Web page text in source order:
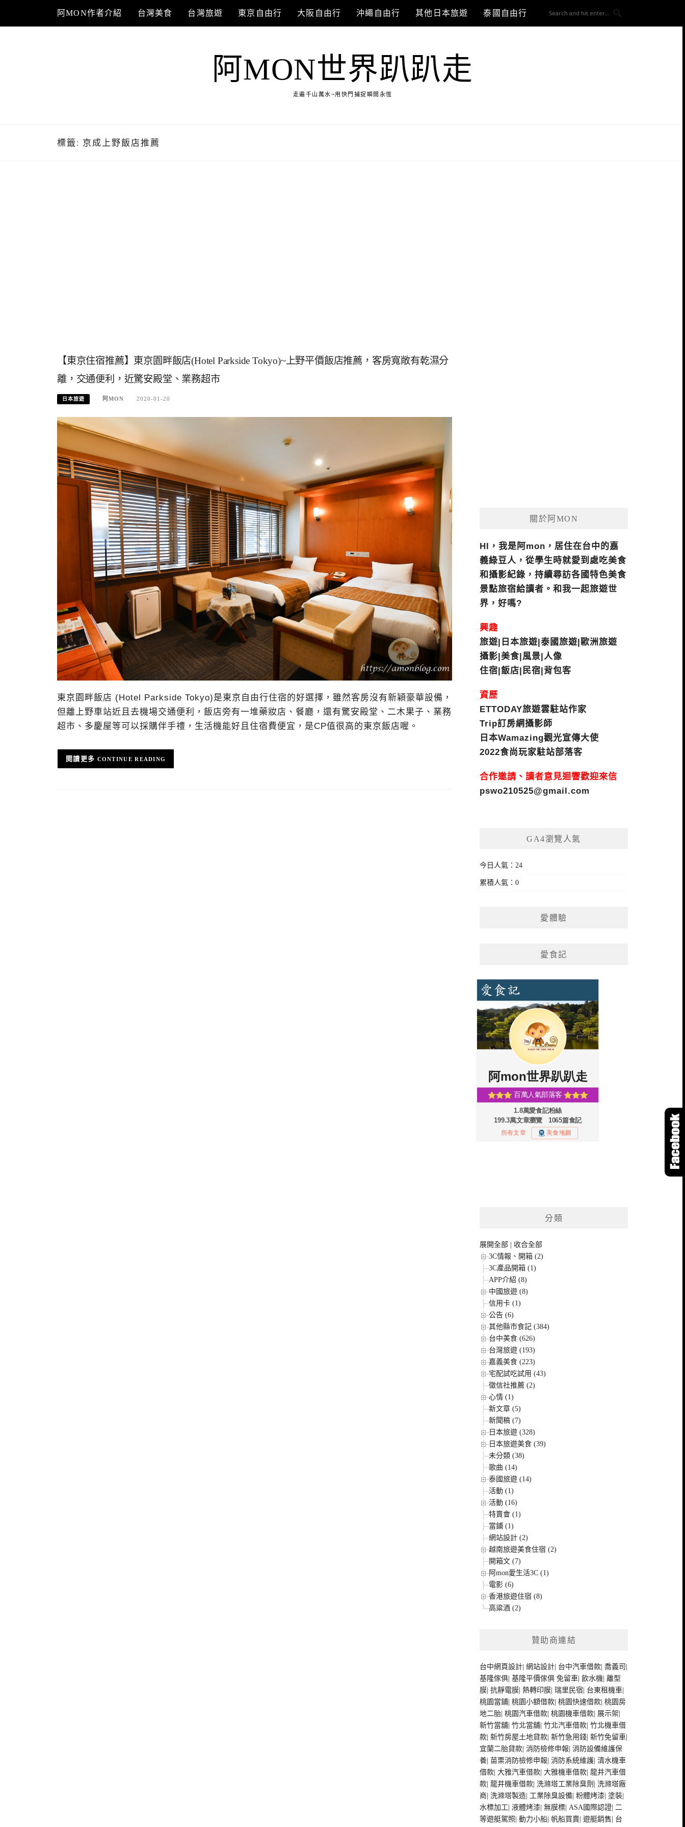
content
阿MON作者介紹 台灣美食 台灣旅遊 東京自由行 大阪自由行 沖繩自由行 其他日本旅遊 泰國自由行
阿MON世界趴趴走
走遍千山萬水~用快門捕捉瞬間永恆
標籤: 京成上野飯店推薦
【東京住宿推薦】東京園畔飯店(Hotel Parkside Tokyo)~上野平價飯店推薦，客房寬敞有乾濕分
離，交通便利，近驚安殿堂、業務超市
日本旅遊 阿MON 2020-01-20
東京園畔飯店 (Hotel Parkside Tokyo)是東京自由行住宿的好選擇，雖然客房沒有新穎豪華設備，
但離上野車站近且去機場交通便利，飯店旁有一堆藥妝店、餐廳，還有驚安殿堂、二木果子、業務
超市、多慶屋等可以採購伴手禮，生活機能好且住宿費便宜，是CP值很高的東京飯店喔。
CONTINUE READING
關於阿MON
HI，我是阿mon，居住在台中的嘉
義綠豆人，從學生時就愛到處吃美食
和攝影紀錄，持續尋訪各國特色美食
景點旅宿給讀者。和我一起旅遊世
界，好嗎?
興趣
旅遊|日本旅遊|泰國旅遊|歐洲旅遊
攝影|美食|風景|人像
住宿|飯店|民宿|背包客
資歷
ETTODAY旅遊雲駐站作家
Trip訂房網攝影師
日本Wamazing觀光宣傳大使
2022食尚玩家駐站部落客
合作邀請、讀者意見迴響歡迎來信
pswo210525@gmail.com
GA4瀏覽人氣
今日人氣：24
累積人氣：0
愛體驗
愛食記
分類
展開全部
收合全部
3C情報、開箱 (2)
3C產品開箱 (1)
APP介紹 (8)
中國旅遊 (8)
信用卡 (1)
公告 (6)
其他縣市食記 (384)
台中美食 (626)
台灣旅遊 (193)
嘉義美食 (223)
宅配試吃試用 (43)
徵信社推薦 (2)
心情 (1)
新文章 (5)
新聞稿 (7)
日本旅遊 (328)
日本旅遊美食 (39)
未分類 (38)
歌曲 (14)
泰國旅遊 (14)
活動 (1)
活動 (16)
特賣會 (1)
當鋪 (1)
網站設計 (2)
越南旅遊美食住宿 (2)
開箱文 (7)
阿mon愛生活3C (1)
電影 (6)
香港旅遊住宿 (8)
高粱酒 (2)
贊助商連結
台中網頁設計 |網站設計 台中汽車借款 |喬義司
基隆傢俱 |基隆平價傢俱 免留車 |飲水機 |離型
膜 |抗靜電膜 |熱轉印膜 |瑞里民宿 台東租機車
桃園當鋪 |桃園小額借款 |桃園快速借款 |桃園房
地二胎 |桃園汽車借款 |桃園機車借款 展示架
新竹當舖 |竹北當舖 |竹北汽車借款 |竹北機車借
款 |新竹房屋土地貸款 |新竹急用錢 |新竹免留車
宜蘭二胎貸款 |消防檢修申報 |消防設備維護保
養 |苗栗消防檢修申報 |消防系統維護 |清水機車
借款 |大雅汽車借款 |大雅機車借款 |龍井汽車借
款 |龍井機車借款 洗滌塔工業除臭劑
洗滌塔廠
商 洗滌塔製造 工業除臭設備 |粉體烤漆 |塗裝
水標加工 |液體烤漆 |無膜標 |ASA國際認證 |二
等遊艇駕照 |動力小船 帆船買賣 |遊艇銷售 台